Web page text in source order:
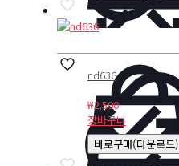
nd636
₩2,500
장바구니
바로구매(다운로드)